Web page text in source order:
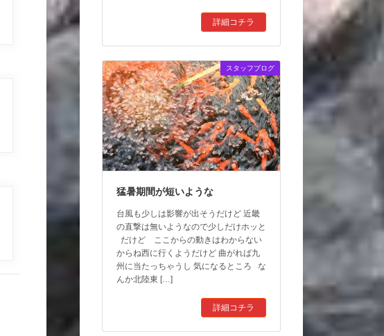
詳細コチラ
スタッフブログ
猛暑期間が短いような
台風も少しは影響が出そうだけど 近畿
の直撃は無いようなので少しだけホッと
だけど ここからの動きはわからない
からね西に行くようだけど 曲がれば九
州に当たっちゃうし 気になるところ な
んか北陸東 […]
詳細コチラ